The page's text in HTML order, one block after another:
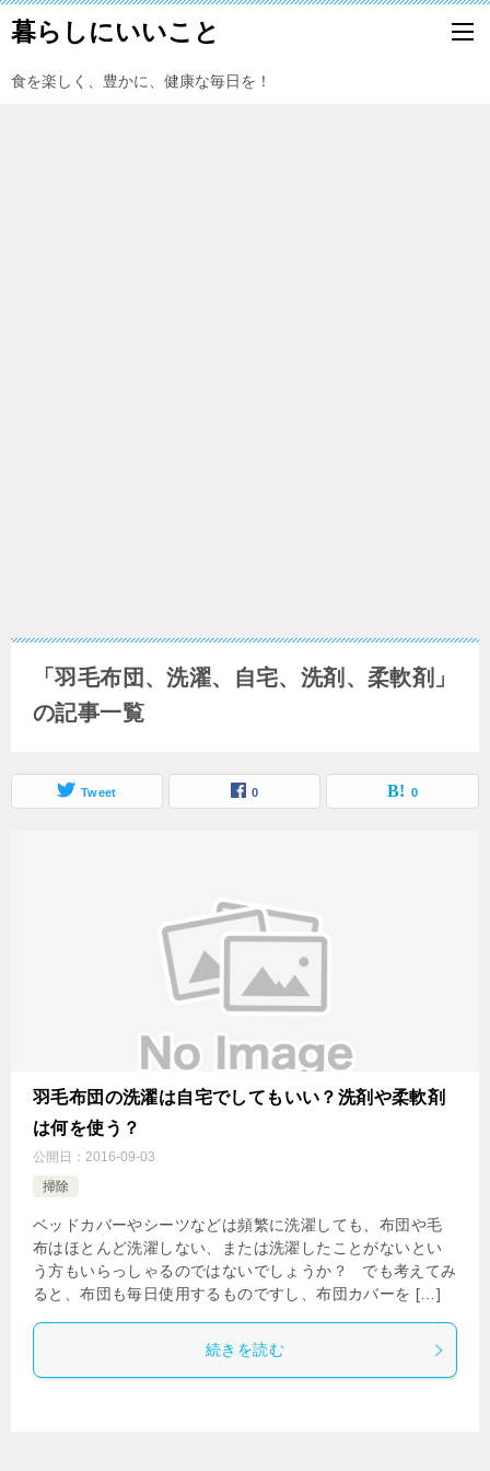
暮らしにいいこと
食を楽しく、豊かに、健康な毎日を！
「羽毛布団、洗濯、自宅、洗剤、柔軟剤」
の記事一覧
Tweet 0 0
羽毛布団の洗濯は自宅でしてもいい？洗剤や柔軟剤
は何を使う？
公開日： 2016-09-03
掃除
ベッドカバーやシーツなどは頻繁に洗濯しても、布団や毛
布はほとんど洗濯しない、または洗濯したことがないとい
う方もいらっしゃるのではないでしょうか？ でも考えてみ
ると、布団も毎日使用するものですし、布団カバーを […]
続きを読む